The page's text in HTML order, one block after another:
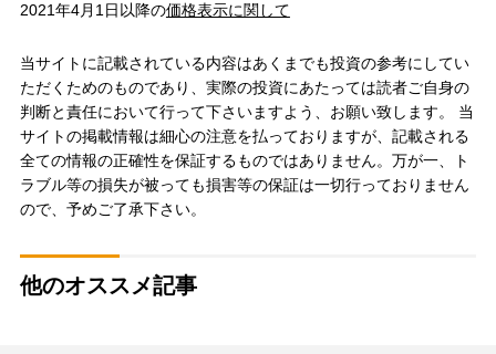
2021年4月1日以降の価格表示に関して
当サイトに記載されている内容はあくまでも投資の参考にしてい
ただくためのものであり、実際の投資にあたっては読者ご自身の
判断と責任において行って下さいますよう、お願い致します。 当
サイトの掲載情報は細心の注意を払っておりますが、記載される
全ての情報の正確性を保証するものではありません。万が一、ト
ラブル等の損失が被っても損害等の保証は一切行っておりません
ので、予めご了承下さい。
他のオススメ記事